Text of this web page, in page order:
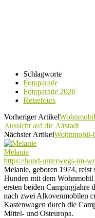
Schlagworte
Fotoparade
Fotoparade 2020
Reisefotos
Vorheriger Artikel
Aussicht auf die Altstadt
Nächster ArtikelWohnmobil-
Melanie
https://hund-unterwegs-im-
Melanie, geboren 1974, reist
Hunden mit dem
ersten beiden Campingjahre
nach zwei Alkovenmobilen
Kastenwagen durch die
Mittel- und Osteuropa.